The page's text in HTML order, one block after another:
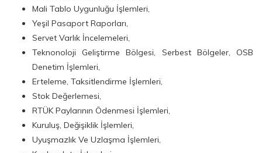
Mali Tablo Uygunluğu İşlemleri,
Yeşil Pasaport Raporları,
Servet Varlık İncelemeleri,
Teknonoloji Geliştirme Bölgesi, Serbest Bölgeler, OSB
Denetim İşlemleri,
Erteleme, Taksitlendirme İşlemleri,
Stok Değerlemesi,
RTÜK Paylarının Ödenmesi İşlemleri,
Kuruluş, Değişiklik İşlemleri,
Uyuşmazlık Ve Uzlaşma İşlemleri,